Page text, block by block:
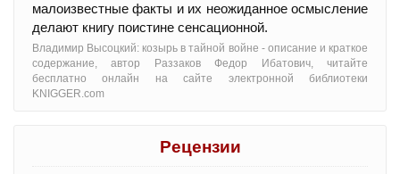
малоизвестные факты и их неожиданное осмысление
делают книгу поистине сенсационной.
Владимир Высоцкий: козырь в тайной войне - oписание и краткое
содержание, автор Раззаков Федор Ибатович, читайте
бесплатно онлайн на сайте электронной библиотеки
KNIGGER.com
Рецензии